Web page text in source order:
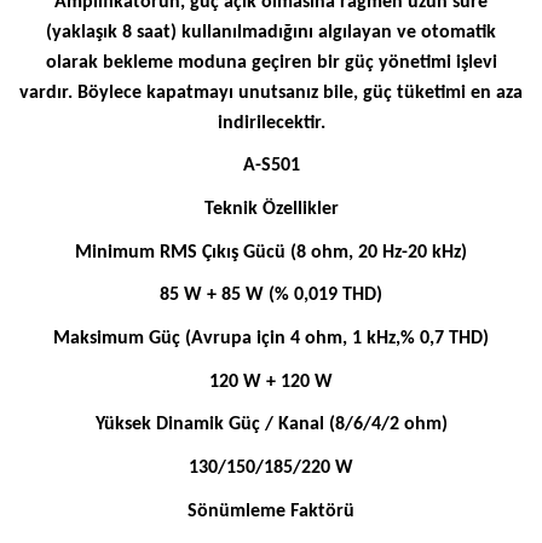
(yaklaşık 8 saat) kullanılmadığını algılayan ve otomatik
olarak bekleme moduna geçiren bir güç yönetimi işlevi
vardır. Böylece kapatmayı unutsanız bile, güç tüketimi en aza
indirilecektir.
A-S501
Teknik Özellikler
Minimum RMS Çıkış Gücü (8 ohm, 20 Hz-20 kHz)
85 W + 85 W (% 0,019 THD)
Maksimum Güç (Avrupa için 4 ohm, 1 kHz,% 0,7 THD)
120 W + 120 W
Yüksek Dinamik Güç / Kanal (8/6/4/2 ohm)
130/150/185/220 W
Sönümleme Faktörü